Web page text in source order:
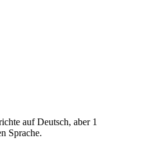
auf Deutsch, aber 1
Sprache.